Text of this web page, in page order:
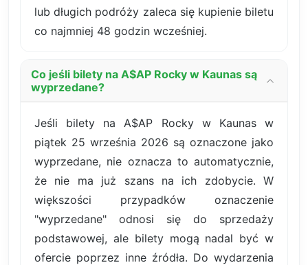
lub długich podróży zaleca się kupienie biletu
co najmniej 48 godzin wcześniej.
Co jeśli bilety na A$AP Rocky w Kaunas są
wyprzedane?
Jeśli bilety na A$AP Rocky w Kaunas w
piątek 25 września 2026 są oznaczone jako
wyprzedane, nie oznacza to automatycznie,
że nie ma już szans na ich zdobycie. W
większości przypadków oznaczenie
"wyprzedane" odnosi się do sprzedaży
podstawowej, ale bilety mogą nadal być w
ofercie poprzez inne źródła. Do wydarzenia